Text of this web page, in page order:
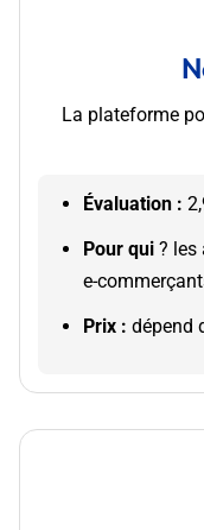
La plateforme
Évaluation :
Pour qui ? les
e-
Prix :dépend